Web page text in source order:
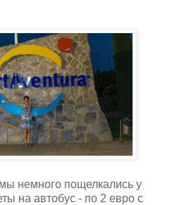
немного пощелкались у
на автобус - по 2 евро с